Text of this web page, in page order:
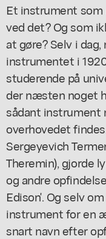
Et instrument som
ved det? Og som
at gøre? Selv i
instrumentet i
studerende på
der næsten noget
sådant instrument
overhovedet
Sergeyevich
Theremin), gjorde
og andre
Edison'. Og selv
instrument for en
snart navn efter